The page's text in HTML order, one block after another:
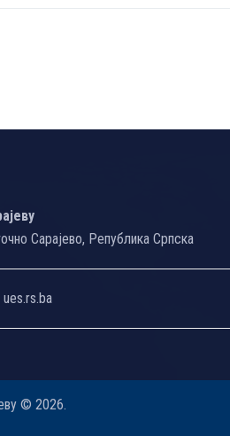
Сарајево, Република Српска
© 2026.